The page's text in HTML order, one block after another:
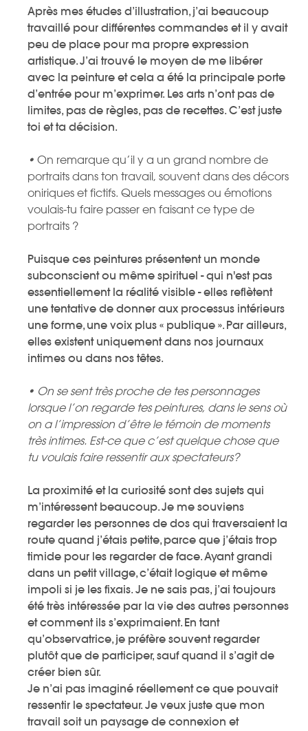
Après mes études d’illustration, j’ai beaucoup
travaillé pour différentes commandes et il y avait
peu de place pour ma propre expression
artistique. J’ai trouvé le moyen de me libérer
avec la peinture et cela a été la principale porte
d’entrée pour m’exprimer. Les arts n’ont pas de
limites, pas de règles, pas de recettes. C’est juste
toi et ta décision.
• On remarque qu’il y a un grand nombre de
portraits dans ton travail, souvent dans des décors
oniriques et fictifs. Quels messages ou émotions
voulais-tu faire passer en faisant ce type de
portraits ?
Puisque ces peintures présentent un monde
subconscient ou même spirituel - qui n'est pas
essentiellement la réalité visible - elles reflètent
une tentative de donner aux processus intérieurs
une forme, une voix plus « publique ». Par ailleurs,
elles existent uniquement dans nos journaux
intimes ou dans nos têtes.
• On se sent très proche de tes personnages
lorsque l’on regarde tes peintures, dans le sens où
on a l’impression d’être le témoin de moments
très intimes. Est-ce que c’est quelque chose que
tu voulais faire ressentir aux spectateurs?
La proximité et la curiosité sont des sujets qui
m’intéressent beaucoup. Je me souviens
regarder les personnes de dos qui traversaient la
route quand j’étais petite, parce que j’étais trop
timide pour les regarder de face. Ayant grandi
dans un petit village, c’était logique et même
impoli si je les fixais. Je ne sais pas, j’ai toujours
été très intéressée par la vie des autres personnes
et comment ils s’exprimaient. En tant
qu’observatrice, je préfère souvent regarder
plutôt que de participer, sauf quand il s’agit de
créer bien sûr.
Je n’ai pas imaginé réellement ce que pouvait
ressentir le spectateur. Je veux juste que mon
travail soit un paysage de connexion et